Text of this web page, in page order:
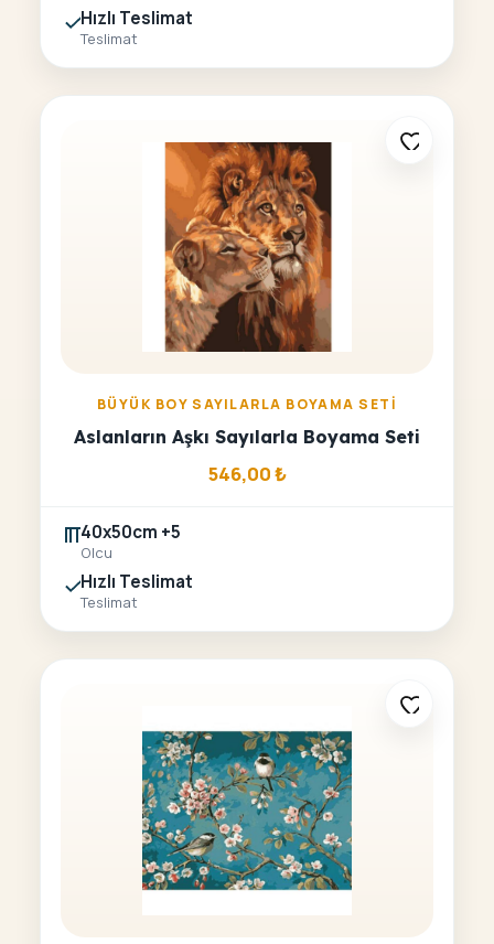
Hızlı Teslimat
Teslimat
BÜYÜK BOY SAYILARLA BOYAMA SETI
Aslanların Aşkı Sayılarla Boyama Seti
546,00₺
40x50cm +5
Olcu
Hızlı Teslimat
Teslimat